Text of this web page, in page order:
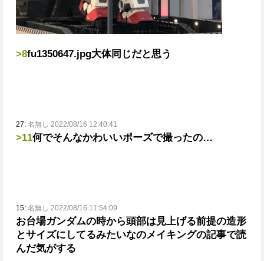
>8fu1350647.jpg大体同じだと思う
27: 名無し 2022/08/16 12:40:41
>11何でそんなかわいいポーズで撮ったの…
15: 名無し 2022/08/16 11:54:09
お台場ガンダムの時から頭部は見上げる前提の造形
とサイズにしてるみたいなのメイキングの記事で読
んだ気がする